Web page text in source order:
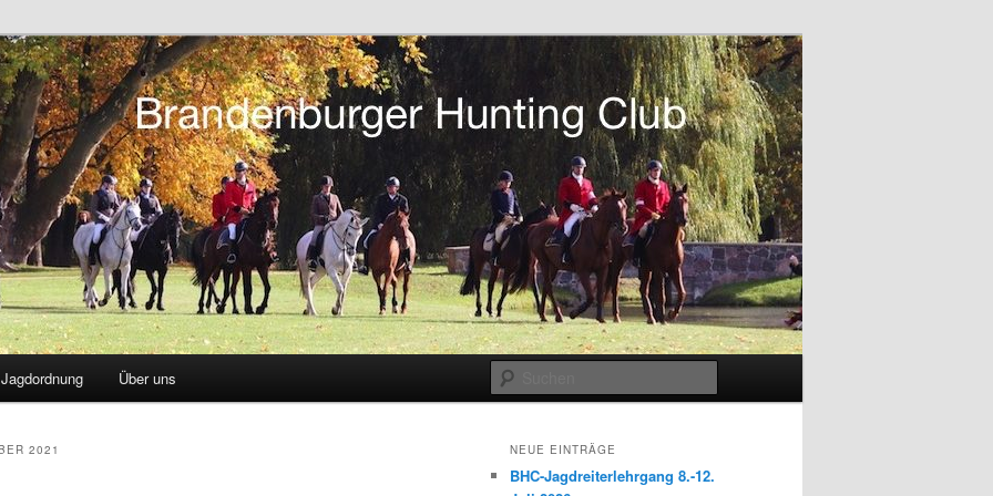
Hunting Club
in Berlin und Brandenburg
Jagdordnung Über uns
2021 NEUE EINTRÄGE
BHC-Jagdreiterlehrgang 8.-12.